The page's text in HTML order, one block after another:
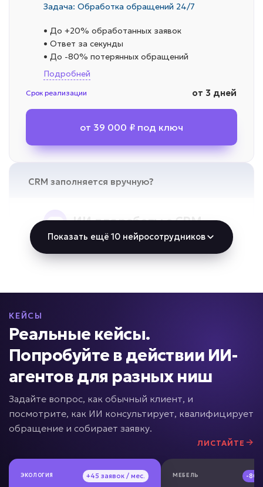
Задача: Обработка обращений 24/7
• До +20% обработанных заявок
• Ответ за секунды
• До -80% потерянных обращений
Подробней
Срок реализации от 3 дней
от 39 000 ₽ под ключ
CRM заполняется вручную?
ИИ для работы с CRM
Задача: Автоматизация CRM
• До +100% заполненных карточек
от 49 000 ₽ под ключ
Нет контроля менеджеров?
качества продаж
Задача: Анализ звонков и переписок
Показать ещё 10 нейросотрудников
КЕЙСЫ
Реальные кейсы.
Попробуйте в действии ИИ-
агентов для разных ниш
Задайте вопрос, как обычный клиент, и
посмотрите, как ИИ консультирует, квалифицирует
обращение и собирает заявку.
ЛИСТАЙТЕ
ЭКОЛОГИЯ +45 заявок / мес.
ЭКОЛОГИЯ +45 заявок / мес. МЕБЕЛЬ -
МЕБЕЛЬ -